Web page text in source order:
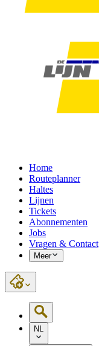
Home
Routeplanner
Haltes
Lijnen
Tickets
Abonnementen
Jobs
Vragen & Contact
Meer
NL